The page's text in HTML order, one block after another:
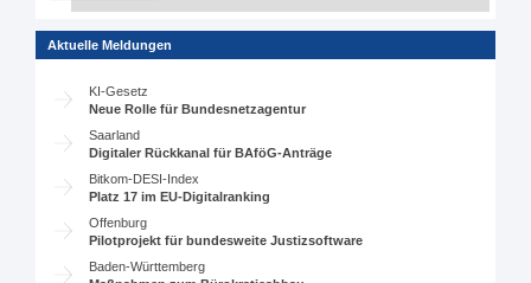
Aktuelle Meldungen
KI-Gesetz
Neue Rolle für Bundesnetzagentur
Saarland
Digitaler Rückkanal für BAföG-Anträge
Bitkom-DESI-Index
Platz 17 im EU-Digitalranking
Offenburg
Pilotprojekt für bundesweite Justizsoftware
Baden-Württemberg